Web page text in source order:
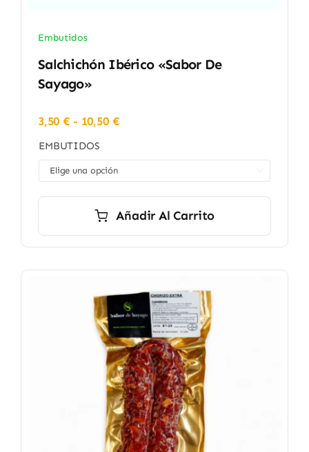
Embutidos
Salchichón Ibérico «Sabor De
Sayago»
3,50€ - 10,50 €Rango
desde
EMBUTIDOS
Añadir Al Carrito